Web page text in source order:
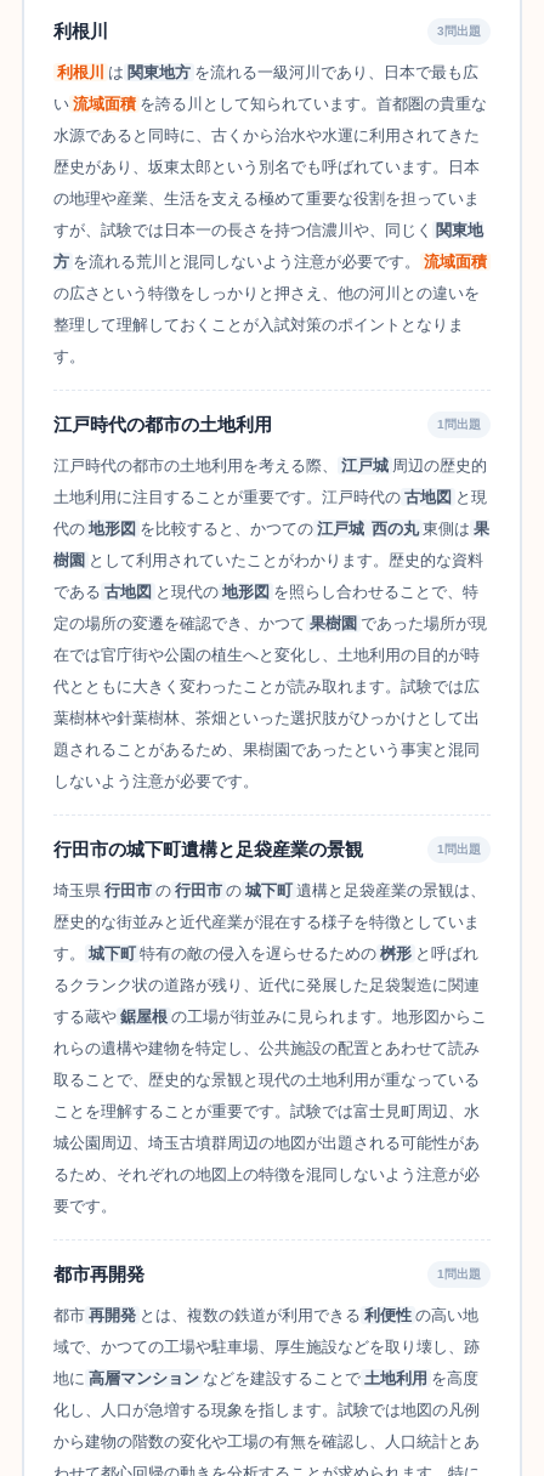
利根川 3問出題
利根川 は 関東地方 を流れる一級河川であり、日本で最も広
い 流域面積 を誇る川として知られています。首都圏の貴重な
水源であると同時に、古くから治水や水運に利用されてきた
歴史があり、坂東太郎という別名でも呼ばれています。日本
の地理や産業、生活を支える極めて重要な役割を担っていま
すが、試験では日本一の長さを持つ信濃川や、同じく
関東地
方 を流れる荒川と混同しないよう注意が必要です。
流域面積
の広さという特徴をしっかりと押さえ、他の河川との違いを
整理して理解しておくことが入試対策のポイントとなりま
す。
江戸時代の都市の土地利用 1問出題
江戸時代の都市の土地利用を考える際、 江戸城 周辺の歴史的
土地利用に注目することが重要です。江戸時代の 古地図 と現
代の 地形図 を比較すると、かつての 江戸城 西の丸 東側は 果
樹園 として利用されていたことがわかります。歴史的な資料
である 古地図 と現代の 地形図 を照らし合わせることで、特
定の場所の変遷を確認でき、かつて 果樹園 であった場所が現
在では官庁街や公園の植生へと変化し、土地利用の目的が時
代とともに大きく変わったことが読み取れます。試験では広
葉樹林や針葉樹林、茶畑といった選択肢がひっかけとして出
題されることがあるため、果樹園であったという事実と混同
しないよう注意が必要です。
行田市の城下町遺構と足袋産業の景観 1問出題
埼玉県 行田市 の 行田市 の 城下町 遺構と足袋産業の景観は、
歴史的な街並みと近代産業が混在する様子を特徴としていま
す。
城下町 特有の敵の侵入を遅らせるための 桝形 と呼ばれ
るクランク状の道路が残り、近代に発展した足袋製造に関連
する蔵や 鋸屋根 の工場が街並みに見られます。地形図からこ
れらの遺構や建物を特定し、公共施設の配置とあわせて読み
取ることで、歴史的な景観と現代の土地利用が重なっている
ことを理解することが重要です。試験では富士見町周辺、水
城公園周辺、埼玉古墳群周辺の地図が出題される可能性があ
るため、それぞれの地図上の特徴を混同しないよう注意が必
要です。
都市再開発 1問出題
都市 再開発 とは、複数の鉄道が利用できる 利便性 の高い地
域で、かつての工場や駐車場、厚生施設などを取り壊し、跡
地に 高層マンション などを建設することで 土地利用 を高度
化し、人口が急増する現象を指します。試験では地図の凡例
から建物の階数の変化や工場の有無を確認し、人口統計とあ